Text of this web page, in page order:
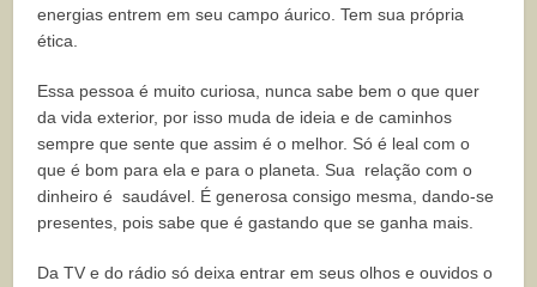
energias entrem em seu campo áurico. Tem sua própria
ética.
Essa pessoa é muito curiosa, nunca sabe bem o que quer
da vida exterior, por isso muda de ideia e de caminhos
sempre que sente que assim é o melhor. Só é leal com o
que é bom para ela e para o planeta. Sua relação com o
dinheiro é saudável. É generosa consigo mesma, dando-se
presentes, pois sabe que é gastando que se ganha mais.
Da TV e do rádio só deixa entrar em seus olhos e ouvidos o